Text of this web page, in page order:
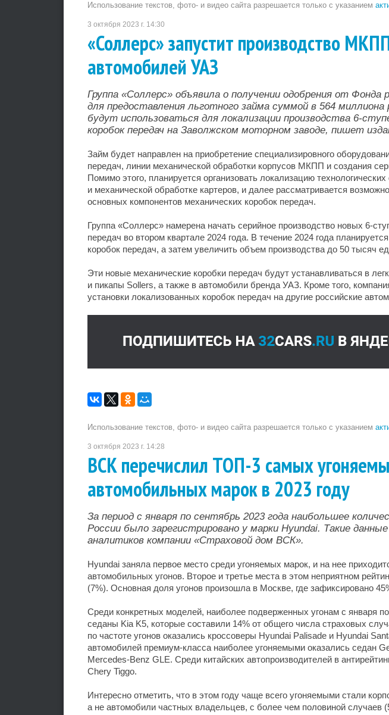
Использование текстов, фото- и видео сайта разрешается только с указанием
3 октября 2023 г. 14:30
«Соллерс» запустит производство
автомобилей УАЗ
Группа «Соллерс» объявила о получении одобрения от
для предоставления льготного займа суммой в 564
будут использоваться для локализации производства 6-
коробок передач на Заволжском моторном заводе, пишет
Займ будет направлен на приобретение специализировного
передач, линии механической обработки корпусов МКПП и создания
Помимо этого, планируется организовать локализацию
и механической обработке картеров, и далее рассматривается
основных компонентов механических коробок передач.
Группа «Соллерс» намерена начать серийное производство новых 6-
передач во втором квартале 2024 года. В течение 2024 года
коробок передач, а затем увеличить объем производства до 50 тысяч
Эти новые механические коробки передач будут устанавливаться в
и пикапы Sollers, а также в автомобили бренда УАЗ. Кроме того,
установки локализованных коробок передач на другие российские
Использование текстов, фото- и видео сайта разрешается только с указанием
3 октября 2023 г. 14:28
ВСК перечислил ТОП-3 самых
автомобильных марок в 2023 году
За период с января по сентябрь 2023 года наибольшее
России было зарегистрировано у марки Hyundai. Такие
аналитиков компании «Страховой дом ВСК».
Hyundai заняла первое место среди угоняемых марок, и на нее
автомобильных угонов. Второе и третье места в этом неприятном
(7%). Основная доля угонов произошла в Москве, где зафиксировано
Среди конкретных моделей, наиболее подверженных угонам с января
седаны Kia K5, которые составили 14% от общего числа страховых
по частоте угонов оказались кроссоверы Hyundai Palisade и Hyundai
автомобилей премиум-класса наиболее угоняемыми оказались седан
Mercedes-Benz GLE. Среди китайских автопроизводителей в
Chery Tiggo.
Интересно отметить, что в этом году чаще всего угоняемыми стали
а не автомобили частных владельцев, с более чем половиной случаев